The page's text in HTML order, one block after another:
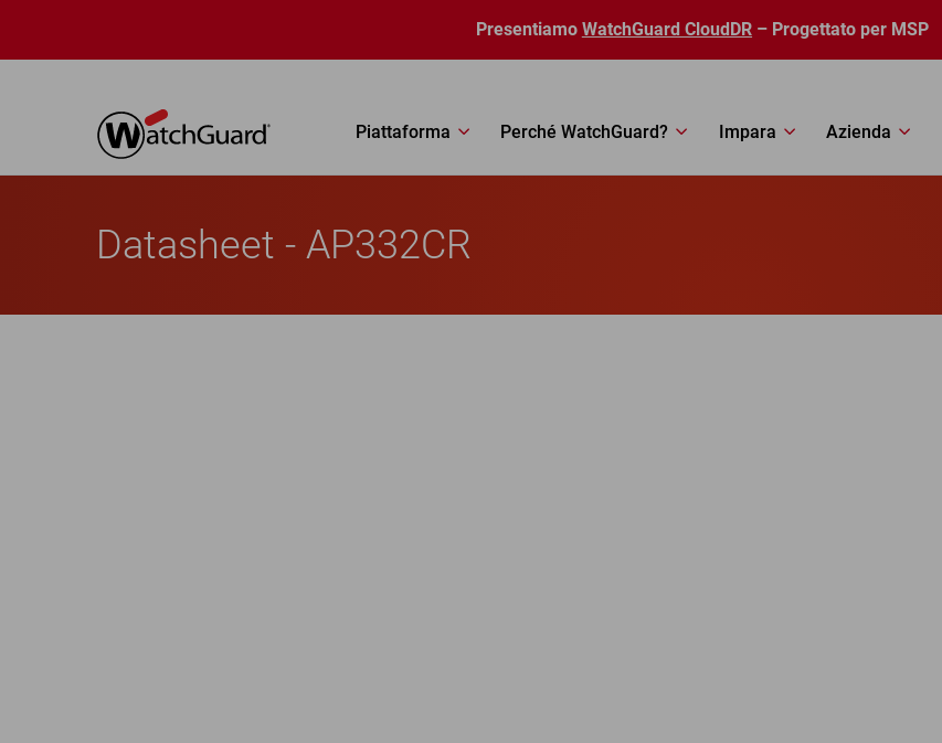
Presentiamo WatchGuard CloudDR – Progettato per MSP
Piattaforma Perché WatchGuard? Impara Azienda
Datasheet - AP332CR